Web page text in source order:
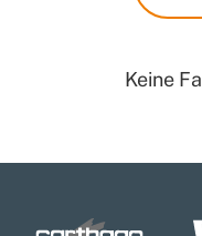
Keine